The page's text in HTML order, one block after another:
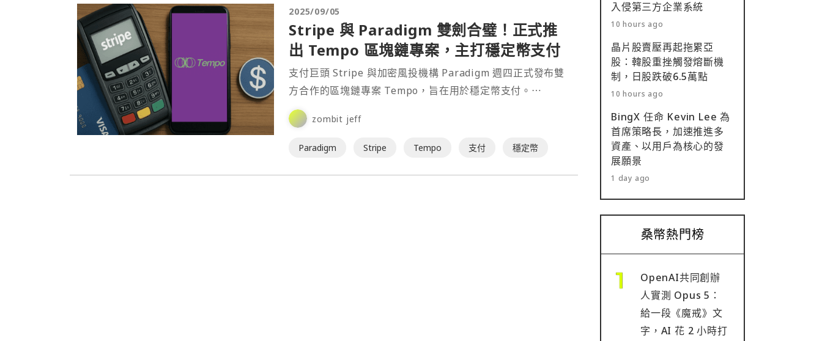
2025/09/05
Stripe 與 Paradigm 雙劍合璧！正式推
出 Tempo 區塊鏈專案，主打穩定幣支付
支付巨頭 Stripe 與加密風投機構 Paradigm 週四正式發布雙
方合作的區塊鏈專案 Tempo，旨在用於穩定幣支付。⋯
zombit jeff
Paradigm Stripe Tempo 支付 穩定幣
入侵第三方企業系統
10 hours ago
晶片股賣壓再起拖累亞
股：韓股重挫觸發熔斷機
制，日股跌破6.5萬點
10 hours ago
BingX 任命 Kevin Lee 為
首席策略長，加速推進多
資產、以用戶為核心的發
展願景
1 day ago
桑幣熱門榜
OpenAI共同創辦
人實測 Opus 5：
給一段《魔戒》文
字，AI 花 2 小時打